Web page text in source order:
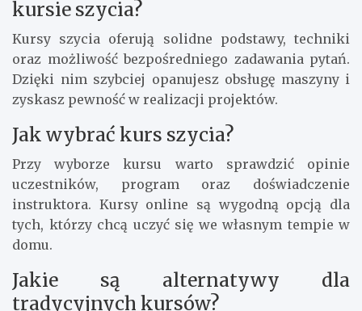
kursie szycia?
Kursy szycia oferują solidne podstawy, techniki
oraz możliwość bezpośredniego zadawania pytań.
Dzięki nim szybciej opanujesz obsługę maszyny i
zyskasz pewność w realizacji projektów.
Jak wybrać kurs szycia?
Przy wyborze kursu warto sprawdzić opinie
uczestników, program oraz doświadczenie
instruktora. Kursy online są wygodną opcją dla
tych, którzy chcą uczyć się we własnym tempie w
domu.
Jakie są alternatywy dla
tradycyjnych kursów?